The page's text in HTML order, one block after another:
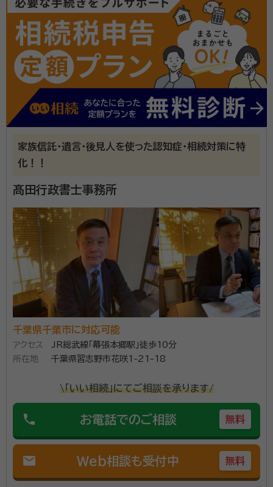
淀谷 隆正（よどや たかまさ）
特定行政書士
経歴：
1973年8月 千葉県館山市生まれ 館山市立館山小学校卒
城山サッカー少年団所属 館山市立第二中学卒 サッカー部所属
千葉県立安房高等学校卒 サッカー部所属 駒沢大学（法学部政治学
科）卒 アメフト部所属 上場企業、中小企業、独立行政法人等で勤務。
2019年千葉県議会議員選挙に立候補、落選。 トルコ共和国、カナダ、アイ
ルランド、中国で10年在外経験有。 TOEIC 935, HSK（中国語検定）５
級、ERP(Microsoft Navision) 認定フィナンシャルコンサルタント
戸籍謄本の収集、遺産分割協議書の作成、相続関係説明
図(法定相続情報一覧図)の作成、銀行/信用金庫/郵便
局/証券会社での名義変更、財産調査など煩わしく時間
のかかる作業に迅速かつ丁寧に対応いたします。依頼者
様のお役に立てるよう努めます。 また、 外国人が被相
続人（亡くなった方）のケース 法定相続人に外国人がい
るケース 海外の遺産が絡むケース 海外の弁護士とのや
融機関とのやり取りが絡む相続もサポートいたします。
海外で作成された遺言は国内で使えるのか、国内の遺
言で海外の遺産相続手続きができるのか等、不明な点
はお気軽にお問い合わせください。
資格等：
TOEIC 935, HSK（中国語検定）５級、
ERP(Microsoft Navision) 認定フィナンシャルコンサ
所属団体：千葉県行政書士会
家族信託・遺言・後見人を使った認知症・相続対策に特
化！！
髙田行政書士事務所
千葉県千葉市に対応可能
アクセス
JR総武線「幕張本郷駅」徒歩10分
所在地
千葉県習志野市花咲1-21-18
\「いい相続」にてご相談を承ります/
phone お電話でのご相談 無料
mail Web相談も受付中 無料